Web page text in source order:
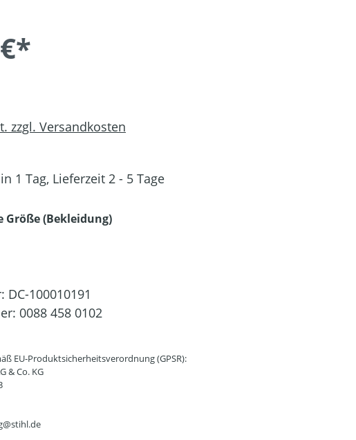
zzgl. Versandkosten
1 Tag, Lieferzeit 2 - 5 Tage
(Bekleidung)auswählen
DC-100010191
0088 458 0102
EU-Produktsicherheitsverordnung (GPSR):
& Co. KG